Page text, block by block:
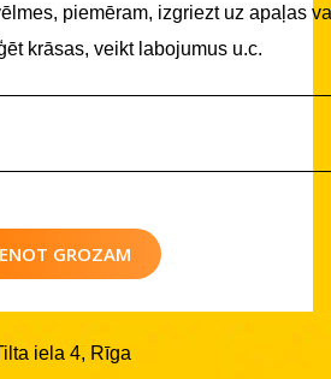
piemēram, izgriezt uz apaļas
krāsas, veikt labojumus u.c.
GROZAM
iela 4, Rīga